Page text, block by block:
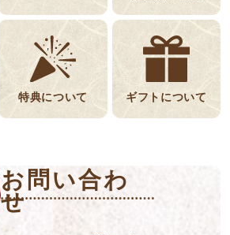
特典について ギフトについて
お問い合わ
せ